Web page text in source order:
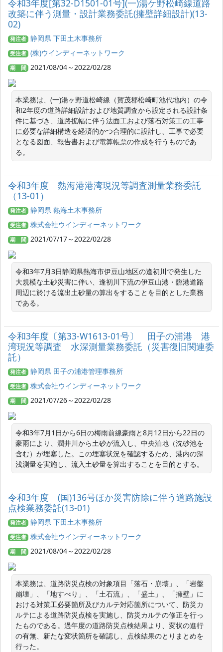
令和3年度[第32-D1501-01号](一)湯ケ野松崎線道路
改築に伴う測量・設計業務委託(擁壁詳細設計)(13-
02)
発注者 静岡県 下田土木事務所
受注者 (株)ウインディーネットワーク
期 間 2021/08/04～2022/02/28
本業務は、(一)湯ヶ野道松崎線（賀茂郡松崎町池代地内）の令
和2年度の道路詳細設計および地質調査から設定される設計条
件に基づき、道路拡幅に伴う法面工および落石対策工の工事
に必要な詳細構造を経済的かつ合理的に設計し、工事で必要
となる図面、報告書および電算帳票の作成を行うものであ
る。
令和3年度 熱海港港湾現況等調査測量業務委託
（13-01）
発注者 静岡県 熱海土木事務所
受注者 株式会社ウインディーネットワーク
期 間 2021/07/17～2022/02/28
令和3年7月3日静岡県熱海市伊豆山地区の逢初川で発生した
大規模な土砂災害に伴い、逢初川下流の伊豆山港・臨港道路
周辺に於ける流出土砂量の算出をすることを目的とした業務
である。
令和3年度〔第33-W1613-01号〕 田子の浦港 港
湾現況等調査 水深測量業務委託（災害復旧関連委
託）
発注者 静岡県 田子の浦港管理事務所
受注者 株式会社ウインディーネットワーク
期 間 2021/07/26～2022/02/28
令和3年7月1日から6日の梅雨前線豪雨と8月12日から22日の
豪雨により、潤井川から土砂が流入し、中央泊地（沈砂池を
含む）が埋塞した。この埋塞状況を確認するため、港内の深
浅測量を実施し、流入土砂量を算出することを目的とする。
令和3年度 (国)136号ほか災害防除に伴う道路施設
点検業務委託(13-01)
発注者 静岡県 下田土木事務所
受注者 株式会社ウインディーネットワーク
期 間 2021/08/04～2022/02/28
本業務は、道路防災点検の対象項目「落石・崩壊」、「岩盤
崩壊」、「地すべり」、「土石流」、「盛土」、「擁壁」に
おける対策工必要箇所及びカルテ対応箇所について、防災カ
ルテによる道路防災点検を実施し、防災カルテの修正を行っ
たものである。過年度の道路防災点検結果より、変状の進行
の有無、新たな変状箇所を確認し、点検結果のとりまとめを
行った。